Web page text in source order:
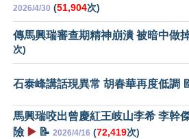
2026/4/30 (51,904次)
傳馬興瑞審查期精神崩潰 被暗中做
次)
石泰峰講話現異常 胡春華再度低調
馬興瑞咬出曾慶紅王岐山李希 李幹
險 ▶️ 📝 2026/4/16 (72,419次)